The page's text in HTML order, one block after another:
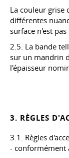
La couleur grise
différentes
surface n'est
2.5. La bande
sur un mandrin
l'épaisseur
3. RÈGLES
3.1. Règles
- conformément